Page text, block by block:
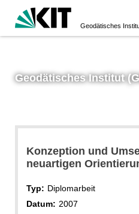
Geodätisches
Geodätisches Institut
Konzeption und
neuartigen
Typ: Diplomarbeit
Datum: 2007